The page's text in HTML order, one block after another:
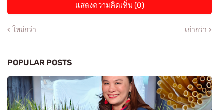
แสดงความคิดเห็น (0)
ใหม่กว่า เก่ากว่า
POPULAR POSTS